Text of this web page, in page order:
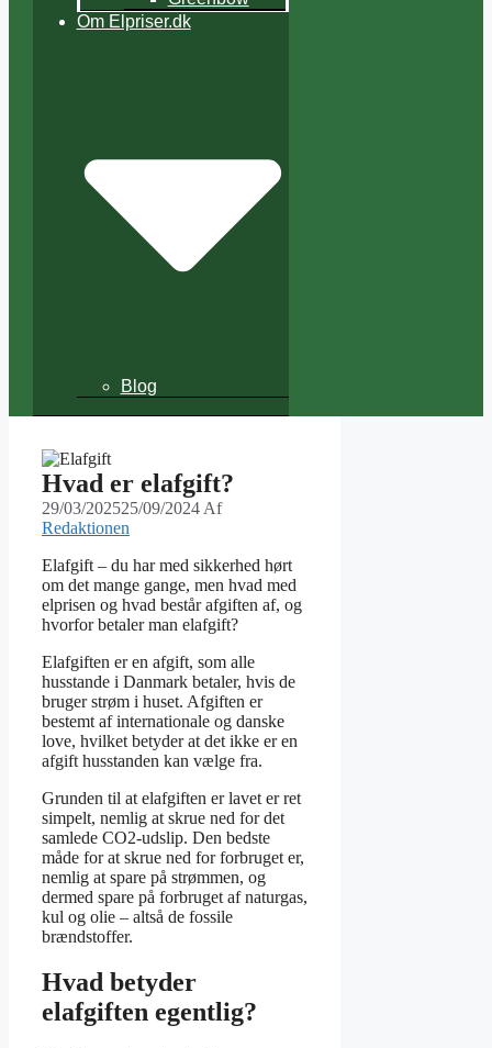
Om Elpriser.dk
Blog
Hvad er elafgift?
29/03/202525/09/2024 Af
Redaktionen
Elafgift – du har med sikkerhed hørt
om det mange gange, men hvad med
elprisen og hvad består afgiften af, og
hvorfor betaler man elafgift?
Elafgiften er en afgift, som alle
husstande i Danmark betaler, hvis de
bruger strøm i huset. Afgiften er
bestemt af internationale og danske
love, hvilket betyder at det ikke er en
afgift husstanden kan vælge fra.
Grunden til at elafgiften er lavet er ret
simpelt, nemlig at skrue ned for det
samlede CO2-udslip. Den bedste
måde for at skrue ned for forbruget er,
nemlig at spare på strømmen, og
dermed spare på forbruget af naturgas,
kul og olie – altså de fossile
brændstoffer.
Hvad betyder
elafgiften egentlig?